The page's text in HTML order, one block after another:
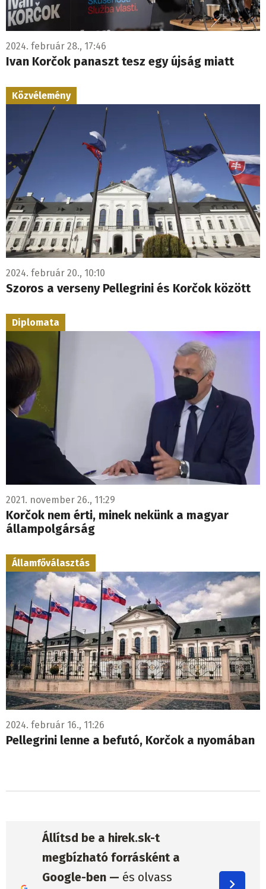
2024. február 28., 17:46
Ivan Korčok panaszt tesz egy újság miatt
Közvélemény
2024. február 20., 10:10
Szoros a verseny Pellegrini és Korčok között
Diplomata
2021. november 26., 11:29
Korčok nem érti, minek nekünk a magyar
állampolgárság
Államfőválasztás
2024. február 16., 11:26
Pellegrini lenne a befutó, Korčok a nyomában
Állítsd be a hirek.sk-t
megbízható forrásként a
Google-ben — és olvass